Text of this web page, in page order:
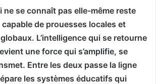
ne se connaît pas elle-même reste
de prouesses locales et
L’intelligence qui se retourne
une force qui s’amplifie, se
Entre les deux passe la ligne
les systèmes éducatifs qui